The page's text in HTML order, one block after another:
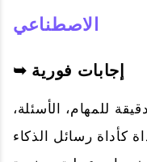
الاصطناعي
➥ إجابات فورية
للمهام، الأسئلة،
كأداة رسائل الذكاء